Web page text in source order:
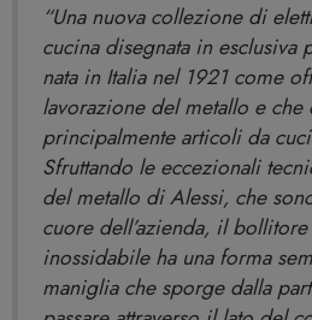
“Una nuova collezione di
cucina disegnata in esclusiva
nata in Italia nel 1921 come
lavorazione del metallo e
principalmente articoli da
Sfruttando le eccezionali
del metallo di Alessi, che
cuore dell’azienda, il
inossidabile ha una forma
maniglia che sporge dalla